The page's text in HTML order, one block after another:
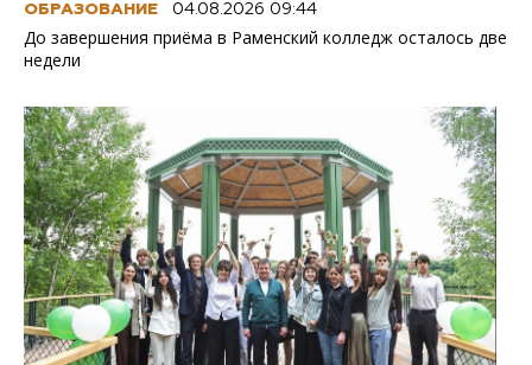
ОБРАЗОВАНИЕ 04.08.2026 09:44
До завершения приёма в Раменский колледж осталось две
недели